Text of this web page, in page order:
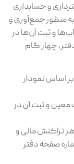
و حسابداری
منظور جمع‌آوری و
و ثبت آن‌ها در
چهار گام
اساس نمودار
معین و ثبت آن در
تراکنش مالی و
صفحه دفتر